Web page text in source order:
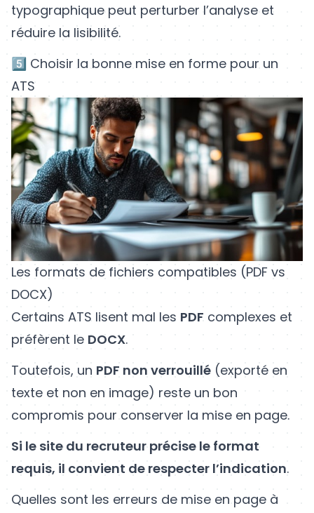
typographique peut perturber l’analyse et
réduire la lisibilité.
5️⃣ Choisir la bonne mise en forme pour un
ATS
Les formats de fichiers compatibles (PDF vs
DOCX)
Certains ATS lisent mal les PDF complexes et
préfèrent le DOCX.
Toutefois, un PDF non verrouillé (exporté en
texte et non en image) reste un bon
compromis pour conserver la mise en page.
Si le site du recruteur précise le format
requis, il convient de respecter l’indication.
Quelles sont les erreurs de mise en page à